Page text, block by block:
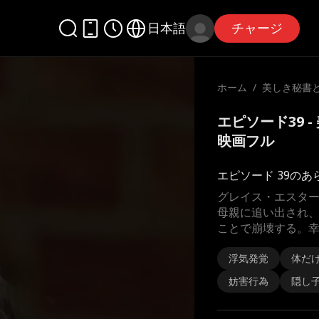
日本語 チャージ
ホーム / 美しき秘書
エピソード39 -
映画フル
エピソード 39のあ
グレイス・エスタ
母親に追い出され
ことで崩壊する。
浮気発覚
体だ
妨害行為
隠し